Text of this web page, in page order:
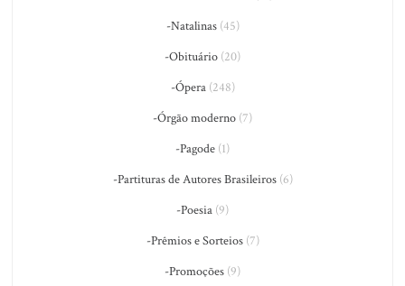
-Natalinas(45)
-Obituário (20)
-Ópera(248)
-Órgão moderno (7)
-Pagode (1)
-Partituras de Autores Brasileiros(6)
-Poesia (9)
-Prêmios e Sorteios(7)
-Promoções (9)